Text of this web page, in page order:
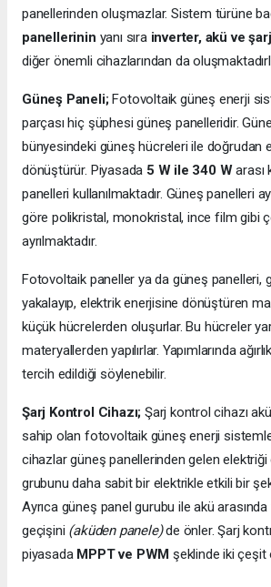
panellerinden oluşmazlar. Sistem türüne
panellerinin yanı sıra inverter, akü ve
diğer önemli cihazlarından da
Güneş Paneli;Fotovoltaik güneş enerji
parçası hiç şüphesi güneş panelleridir. Güneş
bünyesindeki güneş hücreleri ile doğrudan
dönüştürür. Piyasada 5 W ile 340 Warası
panelleri kullanılmaktadır. Güneş panelleri
göre polikristal, monokristal, ince film gibi
ayrılmaktadır.
Fotovoltaik paneller ya da güneş panelleri,
yakalayıp, elektrik enerjisine dönüştüren
küçük hücrelerden oluşurlar. Bu hücreler
materyallerden yapılırlar. Yapımlarında
tercih edildiği söylenebilir.
Şarj Kontrol Cihazı; Şarj kontrol cihazı
sahip olan fotovoltaik güneş enerji
cihazlar güneş panellerinden gelen elektriği
grubunu daha sabit bir elektrikle etkili bir
Ayrıca güneş panel gurubu ile akü arasında
geçişini (aküden panele)de önler. Şarj
piyasada MPPT ve PWM şeklinde iki çeşit